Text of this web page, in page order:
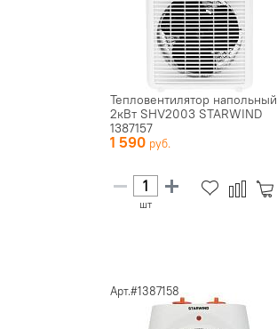
Тепловентилятор напольный
2кВт SHV2003 STARWIND
1387157
1 590
шт
Арт.#1387158